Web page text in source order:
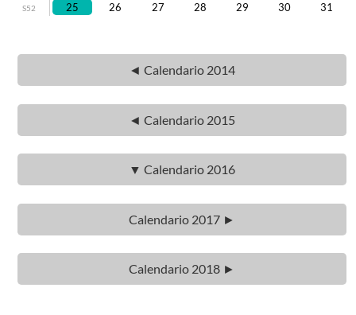
S52 25 26 27 28 29 30 31
◄ Calendario 2014
◄ Calendario 2015
▼ Calendario 2016
Calendario 2017 ►
Calendario 2018 ►